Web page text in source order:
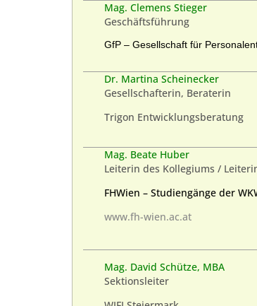
Mag. Clemens Stieger
Geschäftsführung
GfP – Gesellschaft für
Dr. Martina Scheinecker
Gesellschafterin, Beraterin
Trigon Entwicklungsberatung
Mag. Beate Huber
Leiterin des Kollegiums /
FHWien – Studiengänge der
www.fh-wien.ac.at
Mag. David Schütze, MBA
Sektionsleiter